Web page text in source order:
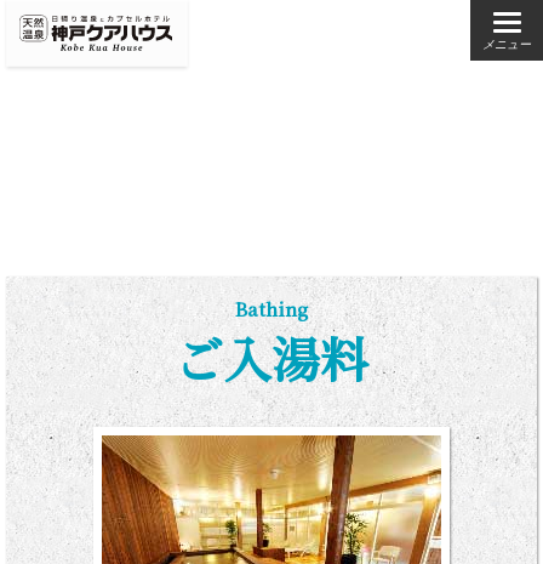
メニュー
Bathing
ご入湯料